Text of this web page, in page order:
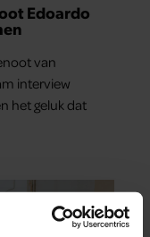
Edoardo
van
interview
het geluk dat